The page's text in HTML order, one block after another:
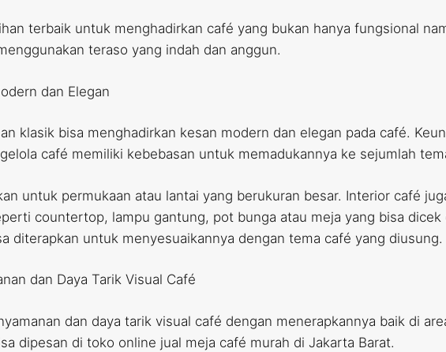
terbaik untuk menghadirkan café yang bukan hanya fungsional
teraso yang indah dan anggun.
dan Elegan
klasik bisa menghadirkan kesan modern dan elegan pada café.
café memiliki kebebasan untuk memadukannya ke sejumlah
untuk permukaan atau lantai yang berukuran besar. Interior café
countertop, lampu gantung, pot bunga atau meja yang bisa
diterapkan untuk menyesuaikannya dengan tema café yang diusung.
dan Daya Tarik Visual Café
dan daya tarik visual café dengan menerapkannya baik di
dipesan di toko online jual meja café murah di Jakarta Barat.